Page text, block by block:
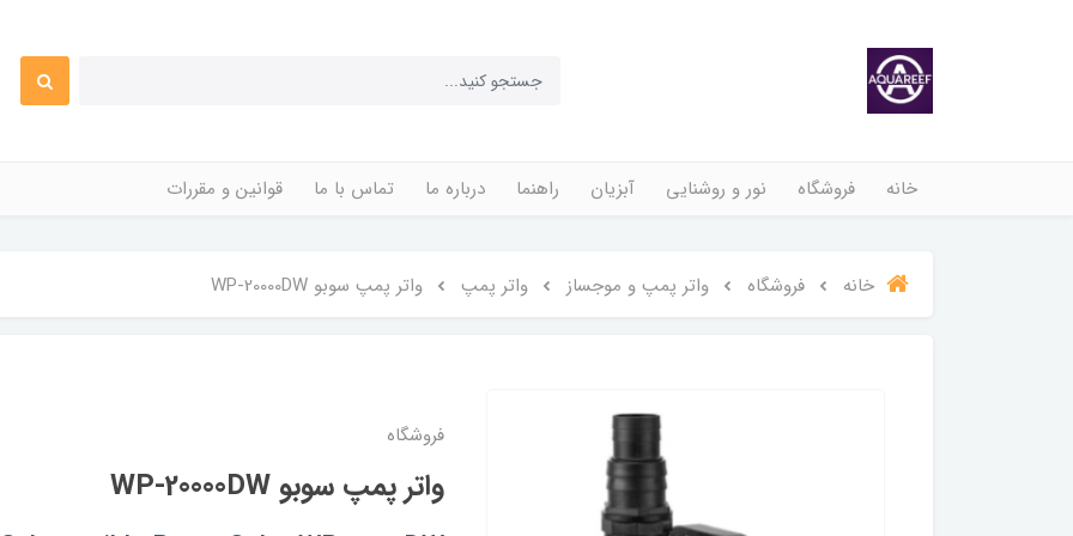
خانه فروشگاه نور و روشنایی آبزیان راهنما درباره ما تماس با ما قوانین و مقررات
خانه فروشگاه واتر پمپ و موجساز واتر پمپ واتر پمپ سوبو WP-20000DW
فروشگاه
واتر پمپ سوبو WP-20000DW